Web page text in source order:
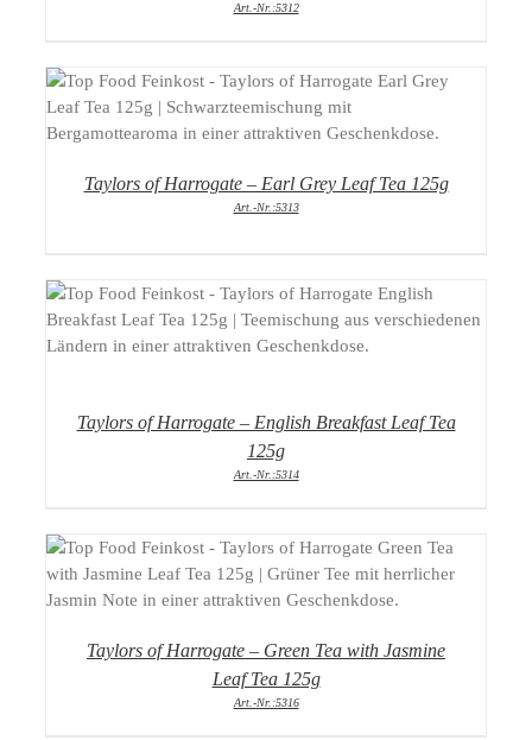
Art.-Nr.:5312
DETAILS
Taylors of Harrogate – Earl Grey Leaf Tea 125g
Art.-Nr.:5313
DETAILS
Taylors of Harrogate – English Breakfast Leaf Tea
125g
Art.-Nr.:5314
DETAILS
Taylors of Harrogate – Green Tea with Jasmine
Leaf Tea 125g
Art.-Nr.:5316